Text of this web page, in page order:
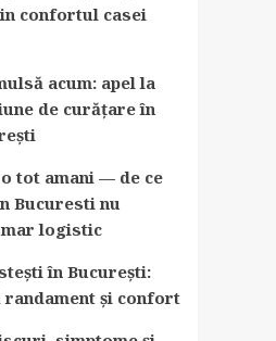
confortul casei
acum: apel la
de curățare în
tot amani — de ce
Bucuresti nu
logistic
în București:
și confort